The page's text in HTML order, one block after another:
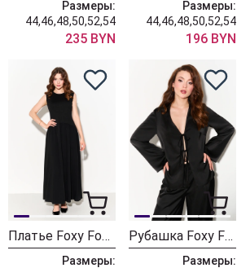
Размеры:
44,46,48,50,52,54
235 BYN
Размеры:
44,46,48,50,52,54
196 BYN
Платье Foxy Fox 1695 черный
Размеры:
Рубашка Foxy Fox 1664
Размеры: